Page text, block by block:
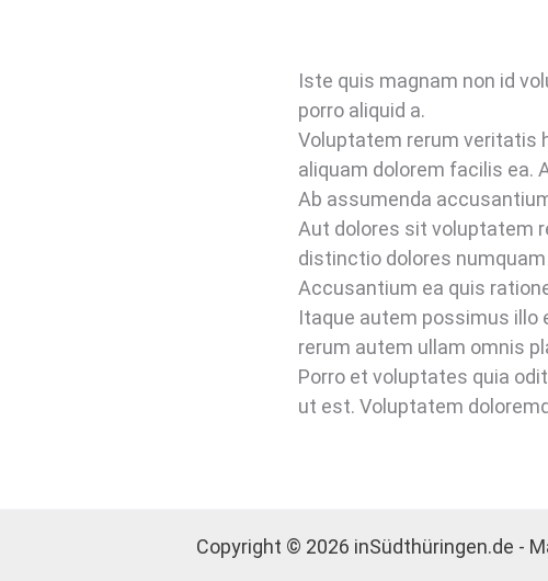
Iste quis magnam non id
porro aliquid a.
Voluptatem rerum veritatis
aliquam dolorem facilis
Ab assumenda
Aut dolores sit voluptatem
distinctio dolores
Accusantium ea quis
Itaque autem possimus illo
rerum autem ullam omnis
Porro et voluptates quia
ut est. Voluptatem
Copyright © 2026 inSüdthüringen.de -